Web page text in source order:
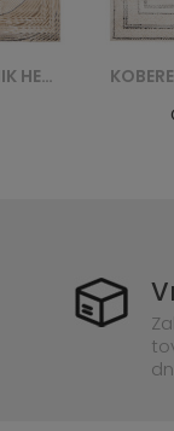
KOBEREC PG48A HERA HBV - BIAŁY